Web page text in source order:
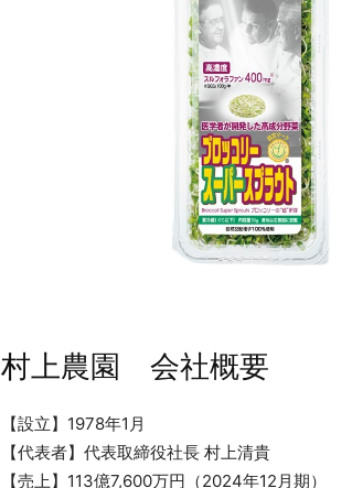
村上農園 会社概要
【設立】1978年1月
【代表者】代表取締役社⻑ 村上清貴
【売上】113億7,600万円（2024年12月期）